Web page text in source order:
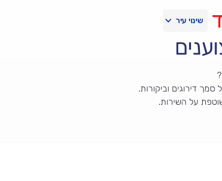
דירוגים וביקורות.
על השירות.